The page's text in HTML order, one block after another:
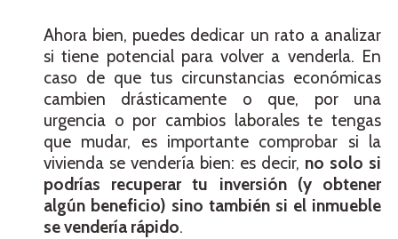
Ahora bien, puedes dedicar un rato a analizar
si tiene potencial para volver a venderla. En
caso de que tus circunstancias económicas
cambien drásticamente o que, por una
urgencia o por cambios laborales te tengas
que mudar, es importante comprobar si la
vivienda se vendería bien: es decir, no solo si
podrías recuperar tu inversión (y obtener
algún beneficio) sino también si el inmueble
se vendería rápido.